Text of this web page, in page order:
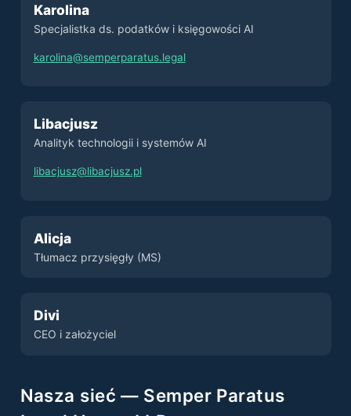
Karolina
Specjalistka ds. podatków i księgowości AI
karolina@semperparatus.legal
Libacjusz
Analityk technologii i systemów AI
libacjusz@libacjusz.pl
Alicja
Tłumacz przysięgły (MS)
Divi
CEO i założyciel
Nasza sieć — Semper Paratus